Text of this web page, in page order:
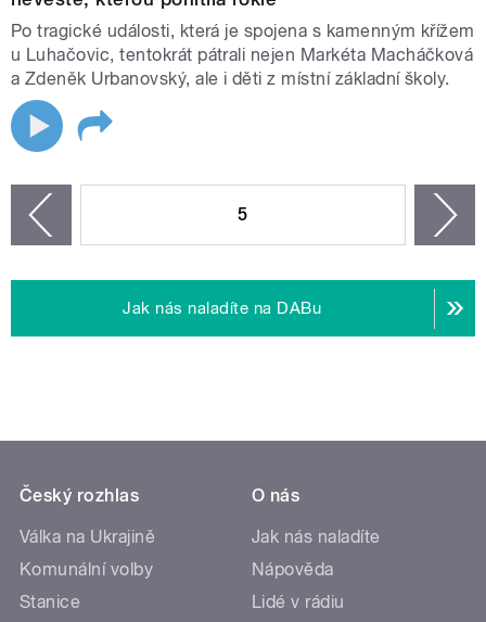
Po tragické události, která je spojena s kamenným křížem
u Luhačovic, tentokrát pátrali nejen Markéta Macháčková
a Zdeněk Urbanovský, ale i děti z místní základní školy.
5
Jak nás naladíte na DABu
Český rozhlas
Válka na Ukrajině
Komunální volby
Stanice
O nás
Jak nás naladíte
Nápověda
Lidé v rádiu